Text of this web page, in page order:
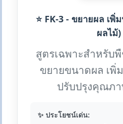
⭐ FK-3 - ขยายผล เ
ผลไม้)
สูตรเฉพาะสำหรับ
ขยายขนาดผล เพิ่
ปรับปรุงคุณภ
✨ ประโยชน์เด่น: